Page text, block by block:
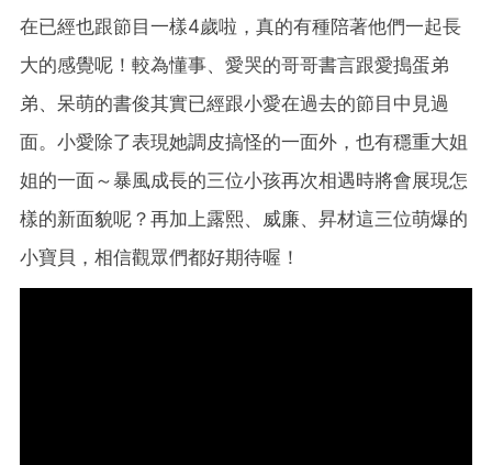
在已經也跟節目一樣4歲啦，真的有種陪著他們一起長
大的感覺呢！較為懂事、愛哭的哥哥書言跟愛搗蛋弟
弟、呆萌的書俊其實已經跟小愛在過去的節目中見過
面。小愛除了表現她調皮搞怪的一面外，也有穩重大姐
姐的一面～暴風成長的三位小孩再次相遇時將會展現怎
樣的新面貌呢？再加上露熙、威廉、昇材這三位萌爆的
小寶貝，相信觀眾們都好期待喔！